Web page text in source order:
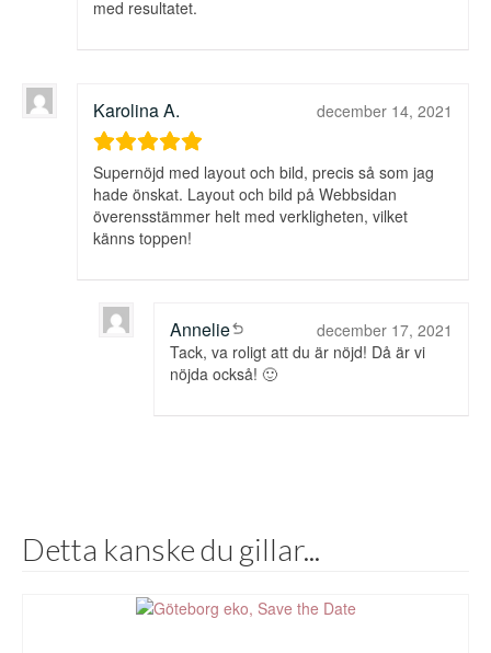
med resultatet.
Karolina A. december 14, 2021
Supernöjd med layout och bild, precis så som jag
hade önskat. Layout och bild på Webbsidan
överensstämmer helt med verkligheten, vilket
känns toppen!
Annelie
december 17, 2021
Tack, va roligt att du är nöjd! Då är vi
nöjda också! 🙂
Detta kanske du gillar...